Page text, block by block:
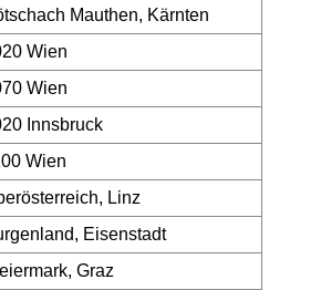
Mauthen, Kärnten
Wien
Wien
Innsbruck
Wien
Linz
Eisenstadt
Graz